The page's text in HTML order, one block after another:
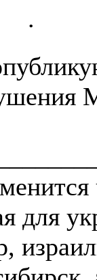
.
для